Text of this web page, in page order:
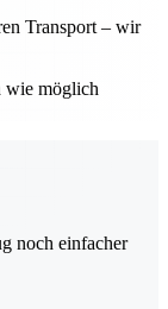
Transport – wir
wie möglich
noch einfacher